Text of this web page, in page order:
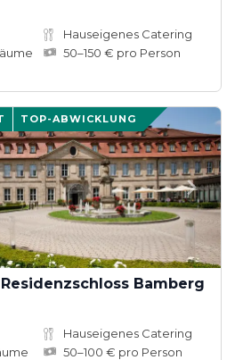
Hauseigenes Catering
50–150 € pro Person
TOP-ABWICKLUNG
Bamberg
Hauseigenes Catering
50–100 € pro Person